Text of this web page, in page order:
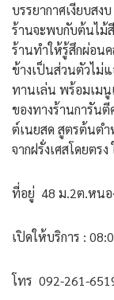
บรรยากาศเงียบส
ร้านจะพบกับต้นไม้
ร้านทำให้รู้สึกผ่อน
ข้างเป็นส่วนตัวไม่
ทานเล่น พร้อมเมนู
ของทางร้านการัน
ต์เนยสด สูตรต้นตำ
จากฝรั่งเศสโดยตร
ที่อยู่ 48 ม.2ต.หนอ
เปิดให้บริการ :
โทร 092-261-